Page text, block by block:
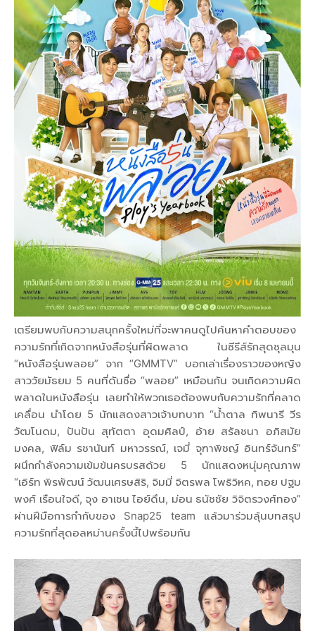
เตรียมพบกับความสนุกครั้งใหม่ที่จะพาคนดูไปค้นหาคำตอบของ
ความรักที่เกิดจากหนังสือรุ่นที่ผิดพลาด ในซีรีส์รักสุดชุลมุน
“หนังสือรุ่นพลอย” จาก “GMMTV” บอกเล่าเรื่องราวของหญิง
สาววัยมัธยม 5 คนที่ดันชื่อ “พลอย” เหมือนกัน จนเกิดความผิด
พลาดในหนังสือรุ่น เลยทำให้พวกเธอต้องพบกับความรักที่คลาด
เคลื่อน นำโดย 5 นักแสดงสาวเจ้าบทบาท “น้ำตาล ทิพนารี วีร
วัฒโนดม, ปันปัน สุทัตตา อุดมศิลป์, อ้าย สรัลชนา อภิสมัย
มงคล, ฟิล์ม รชานันท์ มหาวรรณ์, เจมี่ จุฑาพิชญ์ อินทร์จันทร์”
ผนึกกำลังความเข้มข้นครบรสด้วย 5 นักแสดงหนุ่มคุณภาพ
“เอิร์ท พิรพัฒน์ วัฒนเศรษสิริ, จิมมี่ จิตรพล โพธิวิหค, ทอย ปฐม
พงศ์ เรือนใจดี, จุง อาเชน ไอย์ดึน, ม่อน ธนัชชัย วิจิตรวงศ์ทอง”
ผ่านฝีมือการกำกับของ Snap25 team แล้วมาร่วมลุ้นบทสรุป
ความรักที่สุดอลหม่านครั้งนี้ไปพร้อมกัน